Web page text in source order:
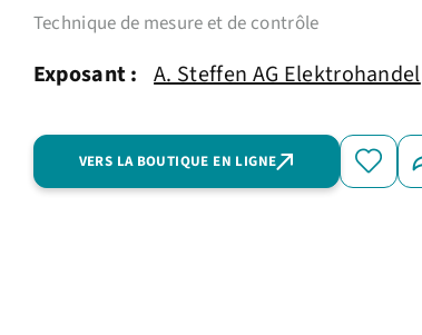
Technique de mesure et de contrôle
Exposant : A. Steffen AG Elektrohandel
VERS LA BOUTIQUE EN LIGNE